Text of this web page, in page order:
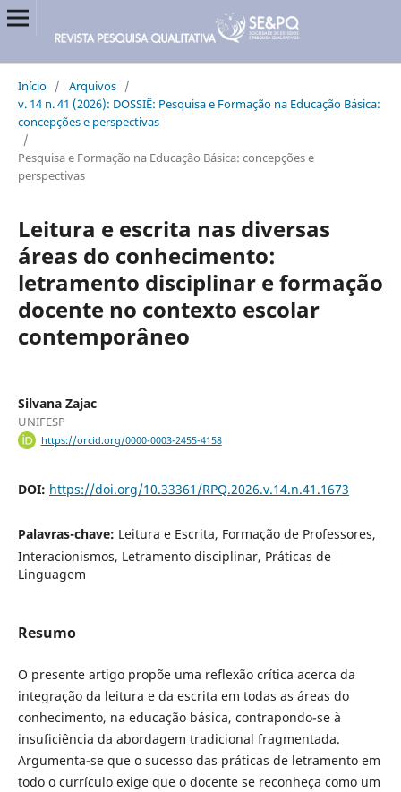
Início / Arquivos /
v. 14 n. 41 (2026): DOSSIÊ: Pesquisa e Formação na Educação Básica:
concepções e perspectivas
/
Pesquisa e Formação na Educação Básica: concepções e
perspectivas
Leitura e escrita nas diversas
áreas do conhecimento:
letramento disciplinar e formação
docente no contexto escolar
contemporâneo
Silvana Zajac
UNIFESP
https://orcid.org/0000-0003-2455-4158
DOI: https://doi.org/10.33361/RPQ.2026.v.14.n.41.1673
Palavras-chave: Leitura e Escrita, Formação de Professores,
Interacionismos, Letramento disciplinar, Práticas de
Linguagem
Resumo
O presente artigo propõe uma reflexão crítica acerca da
integração da leitura e da escrita em todas as áreas do
conhecimento, na educação básica, contrapondo-se à
insuficiência da abordagem tradicional fragmentada.
Argumenta-se que o sucesso das práticas de letramento em
todo o currículo exige que o docente se reconheça como um